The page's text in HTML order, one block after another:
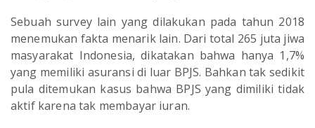
Sebuah survey lain yang dilakukan pada tahun 2018
menemukan fakta menarik lain. Dari total 265 juta jiwa
masyarakat Indonesia, dikatakan bahwa hanya 1,7%
yang memiliki asuransi di luar BPJS. Bahkan tak sedikit
pula ditemukan kasus bahwa BPJS yang dimiliki tidak
aktif karena tak membayar iuran.